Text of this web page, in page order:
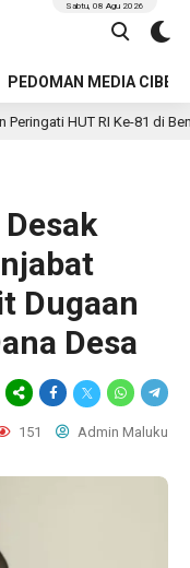
PEDOMAN MEDIA CIBER
Sabtu, 08 Agu 2026
81 di Bengkulu Selatan
Dugaan
Desa
151 Admin Maluku